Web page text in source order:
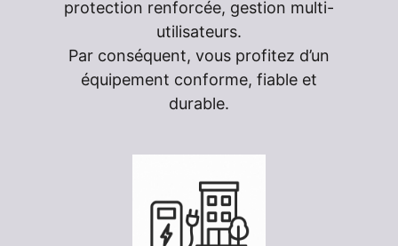
protection renforcée, gestion multi-
utilisateurs.
Par conséquent, vous profitez d’un
équipement conforme, fiable et
durable.